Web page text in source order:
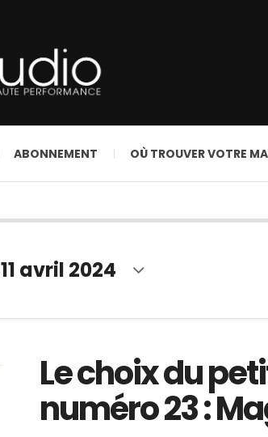
ABONNEMENT OÙ TROUVER VOTRE
11 avril 2024
Le choix du
numéro 23 :